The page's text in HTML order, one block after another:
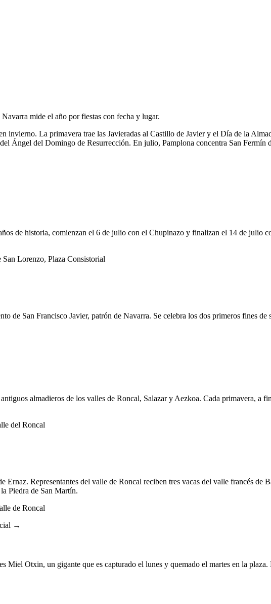
mide el año por fiestas con fecha y lugar.
invierno. La primavera trae las Javieradas al Castillo de Javier y el Día de la
Ángel del Domingo de Resurrección. En julio, Pamplona concentra San
de historia, comienzan el 6 de julio con el Chupinazo y finalizan el 14 de julio
Lorenzo, Plaza Consistorial
de San Francisco Javier, patrón de Navarra. Se celebra los dos primeros fines
almadieros de los valles de Roncal, Salazar y Aezkoa. Cada primavera, a
del Roncal
Representantes del valle de Roncal reciben tres vacas del valle francés de
Piedra de San Martín.
de Roncal
→
Miel Otxin, un gigante que es capturado el lunes y quemado el martes en la